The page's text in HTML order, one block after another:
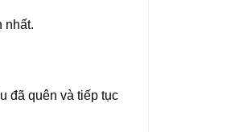
nhất.
đã quên và tiếp tục